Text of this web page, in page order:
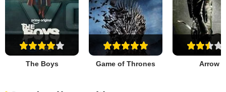
The Boys Game of Thrones Arrow